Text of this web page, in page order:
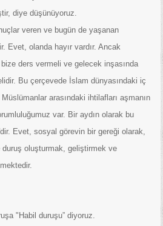
diye düşünüyoruz.
veren ve bugün de yaşanan
Evet, olanda hayır vardır. Ancak
ders vermeli ve gelecek inşasında
Bu çerçevede İslam dünyasındaki iç
arasındaki ihtilafları aşmanın
var. Bir aydın olarak bu
Evet, sosyal görevin bir gereği olarak,
oluşturmak, geliştirmek ve
"Habil duruşu” diyoruz.